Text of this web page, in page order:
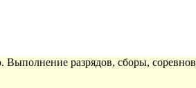
разрядов, сборы,